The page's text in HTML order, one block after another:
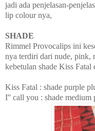
jadi ada penjelasan-
lip colour nya,
SHADE
Rimmel Provocalips ini
nya terdiri dari nude, pink,
kebetulan shade Kiss
Kiss Fatal : shade purple
I'' call you : shade medium